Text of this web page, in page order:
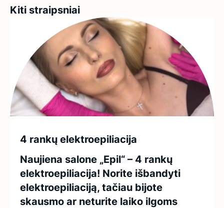
Kiti straipsniai
4 rankų elektroepiliacija
Naujiena salone „Epil“ – 4 rankų
elektroepiliacija! Norite išbandyti
elektroepiliaciją, tačiau bijote
skausmo ar neturite laiko ilgoms